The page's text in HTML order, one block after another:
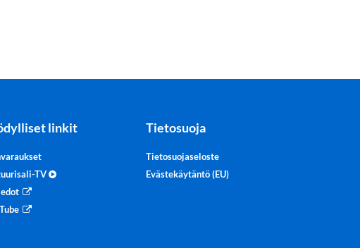
linkit
TV
Tietosuoja
Tietosuojaseloste
Evästekäytäntö (EU)